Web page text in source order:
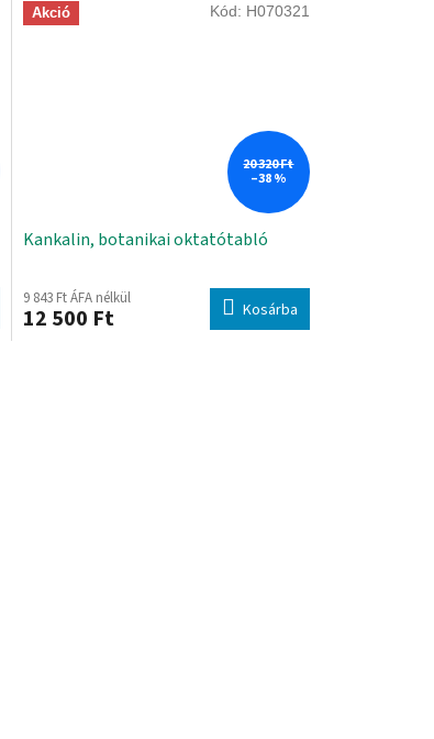
Akció
20 320 Ft
–38 %
Kankalin, botanikai oktatótabló
9 843 Ft ÁFA nélkül
12 500 Ft Kosárba
Kód: H070321